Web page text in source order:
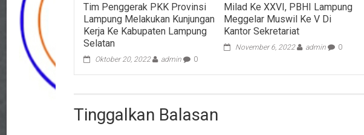
Tim Penggerak PKK Provinsi
Lampung Melakukan Kunjungan
Kerja Ke Kabupaten Lampung
Selatan
Oktober 20, 2022 admin 0
Milad Ke XXVI, PBHI Lampung
Meggelar Muswil Ke V Di
Kantor Sekretariat
November 6, 2022 admin 0
Tinggalkan Balasan